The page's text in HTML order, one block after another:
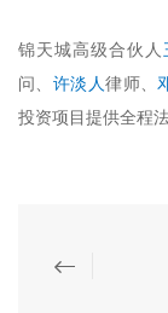
锦天城高级合伙人
问、 许淡人律师、
投资项目提供全程法